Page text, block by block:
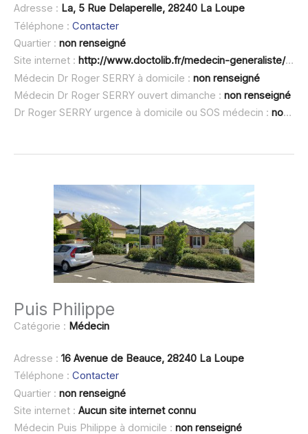
Adresse : La, 5 Rue Delaperelle, 28240 La Loupe
Téléphone : Contacter
Quartier : non renseigné
Site internet : http://www.doctolib.fr/medecin-generaliste/la-loupe/roger-serry
Médecin Dr Roger SERRY à domicile : non renseigné
Médecin Dr Roger SERRY ouvert dimanche : non renseigné
Dr Roger SERRY urgence à domicile ou SOS médecin : non renseigné
Puis Philippe
Catégorie : Médecin
Adresse : 16 Avenue de Beauce, 28240 La Loupe
Téléphone : Contacter
Quartier : non renseigné
Site internet : Aucun site internet connu
Médecin Puis Philippe à domicile : non renseigné